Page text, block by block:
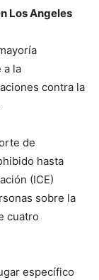
Los Angeles
a la
contra la
de
hasta
(ICE)
sobre la
cuatro
específico